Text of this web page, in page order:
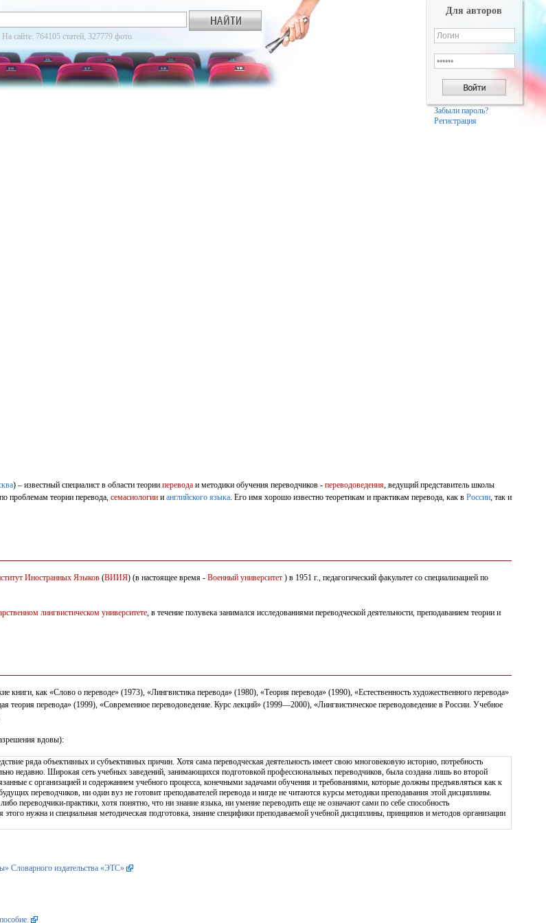
На сайте: 764105 статей, 327779 фото.
Для авторов
Забыли пароль?
Регистрация
) – известный специалист в области теории перевода и методики обучения переводчиков - переводоведения, ведущий представитель школы
проблемам теории перевода, семасиологии и английского языка. Его имя хорошо известно теоретикам и практикам перевода, как в России, так и
Иностранных Языков (ВИИЯ) (в настоящее время - Военный университет ) в 1951 г., педагогический факультет со специализацией по
лингвистическом университете , в течение полувека занимался исследованиями переводческой деятельности, преподаванием теории и
как «Слово о переводе» (1973), «Лингвистика перевода» (1980), «Теория перевода» (1990), «Естественность художественного перевода»
теория перевода» (1999), «Современное переводоведение. Курс лекций» (1999—2000), «Лингвистическое переводоведение в Роcсии. Учебное
вдовы):
ряда объективных и субъективных причин. Хотя сама переводческая деятельность имеет свою многовековую историю, потребность
недавно. Широкая сеть учебных заведений, занимающихся подготовкой профессиональных переводчиков, была создана лишь во второй
с организацией и содержанием учебного процесса, конечными задачами обучения и требованиями, которые должны предъявляться как к
переводчиков, ни один вуз не готовит преподавателей перевода и нигде не читаются курсы методики преподавания этой дисциплины.
переводчики-практики, хотя понятно, что ни знание языка, ни умение переводить еще не означают сами по себе способность
нужна и специальная методическая подготовка, знание специфики преподаваемой учебной дисциплины, принципов и методов организации
Словарного издательства «ЭТС»